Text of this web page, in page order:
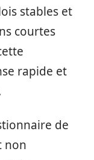
stables et
courtes
rapide et
de
non